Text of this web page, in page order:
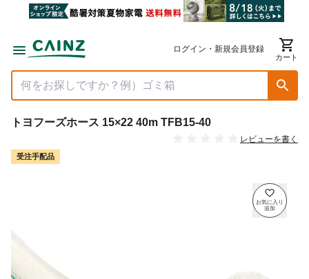
ログイン・新規会員登録
カート
トヨフーズホース 15×22 40m TFB15-40
レビューを書く
受注手配品